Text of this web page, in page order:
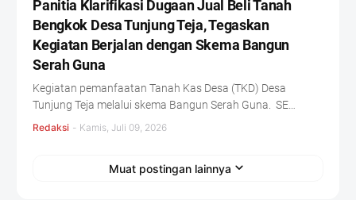
Panitia Klarifikasi Dugaan Jual Beli Tanah
Bengkok Desa Tunjung Teja, Tegaskan
Kegiatan Berjalan dengan Skema Bangun
Serah Guna
Kegiatan pemanfaatan Tanah Kas Desa (TKD) Desa
Tunjung Teja melalui skema Bangun Serah Guna. SE…
Redaksi - Kamis, Juli 09, 2026
Muat postingan lainnya